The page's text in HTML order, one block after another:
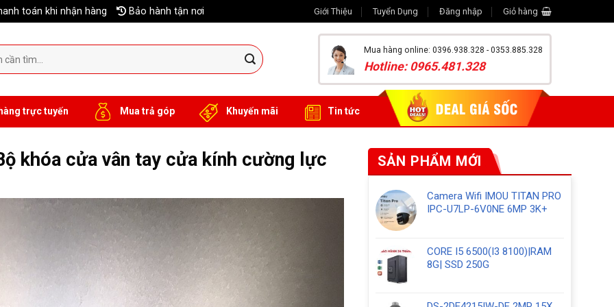
toán khi nhận hàng Bảo hành tận nơi Giới Thiệu Tuyển Dụng Đăng nhập Giỏ hàng
Mua hàng online: 0396.938.328 - 0353.885.328
Hotline: 0965.481.328
trực tuyến Mua trả góp Khuyến mãi Tin tức
khóa cửa vân tay cửa kính cường lực SẢN PHẨM MỚI
Camera Wifi IMOU TITAN PRO
IPC-U7LP-6V0NE 6MP 3K+
CORE I5 6500(I3 8100)|RAM
8G| SSD 250G